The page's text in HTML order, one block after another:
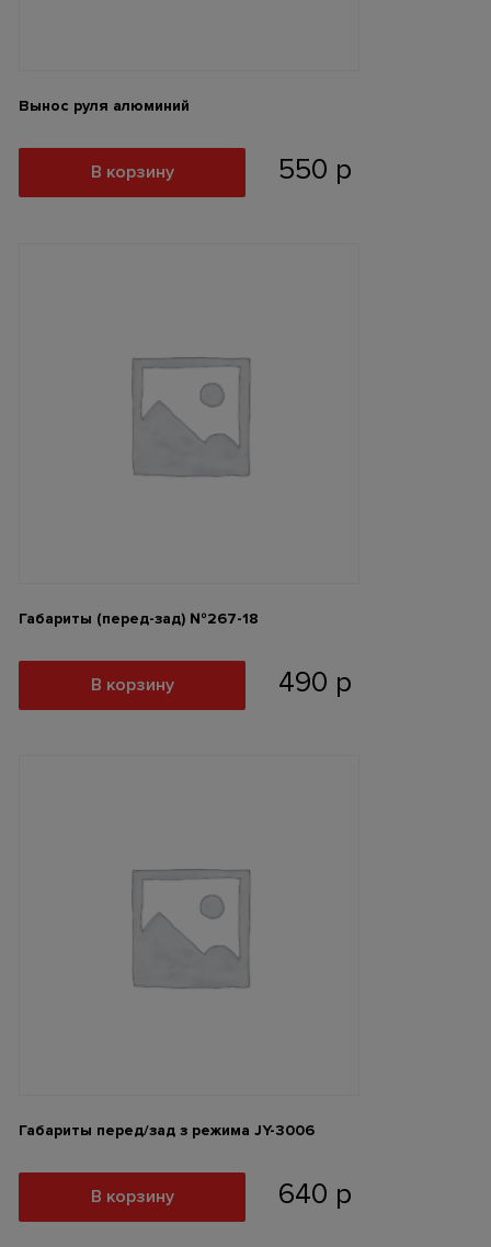
Вынос руля алюминий
550 р
В корзину
Габариты (перед-зад) №267-18
490 р
В корзину
Габариты перед/зад з режима JY-3006
640 р
В корзину